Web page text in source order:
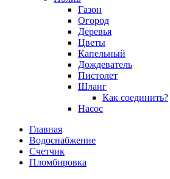
Газон
Огород
Деревья
Цветы
Капельный
Дождеватель
Пистолет
Шланг
Как соединить?
Насос
Главная
Водоснабжение
Счетчик
Пломбировка